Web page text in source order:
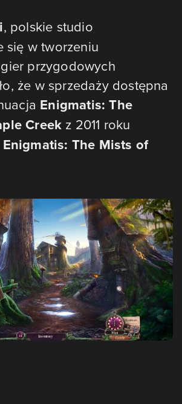
, polskie studio
się w tworzeniu
przygodowych
że w sprzedaży dostępna
Enigmatis: The
Creek z 2011 roku
Enigmatis: The Mists of